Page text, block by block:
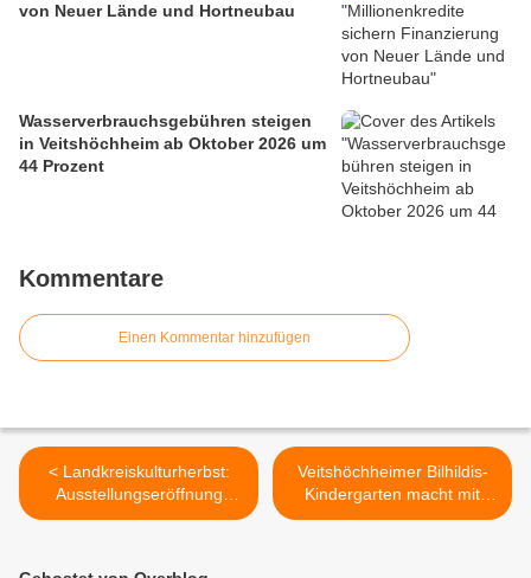
von Neuer Lände und Hortneubau
Wasserverbrauchsgebühren steigen
in Veitshöchheim ab Oktober 2026 um
44 Prozent
Kommentare
Einen Kommentar hinzufügen
< Landkreiskulturherbst:
Ausstellungseröffnung
"Fränkische Impressionen –
Veitshöchheimer Bilhildis-
Kindergarten macht mit
beim Bildungsprotest in